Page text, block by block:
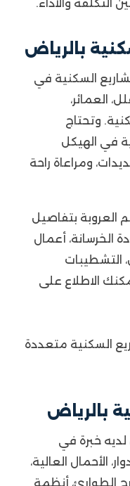
والأداء.
السكنية في
العمائر،
وتحتاج
في الهيكل
ومراعاة راحة
العروبة بتفاصيل
الخرسانة، أعمال
التشطيبات
الاطلاع على
السكنية متعددة
لديه خبرة في
الأحمال العالية،
الطوارئ، أنظمة